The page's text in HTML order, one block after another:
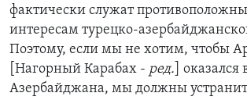
фактически служат
интересам турецко-
Поэтому, если мы не хотим, чтобы
[Нагорный Карабах - ред. ] оказался
Азербайджана, мы должны